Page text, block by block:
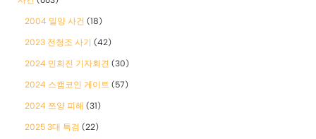
2004 밀양 사건 (18)
2023 전청조 사기 (42)
2024 민희진 기자회견 (30)
2024 스캠코인 게이트 (57)
2024 쯔양 피해 (31)
2025 3대 특검 (22)